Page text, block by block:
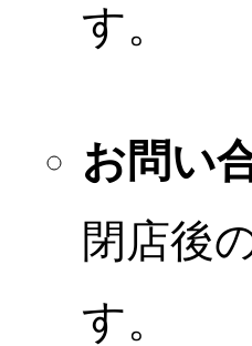
す。
お問い
閉店後
す。